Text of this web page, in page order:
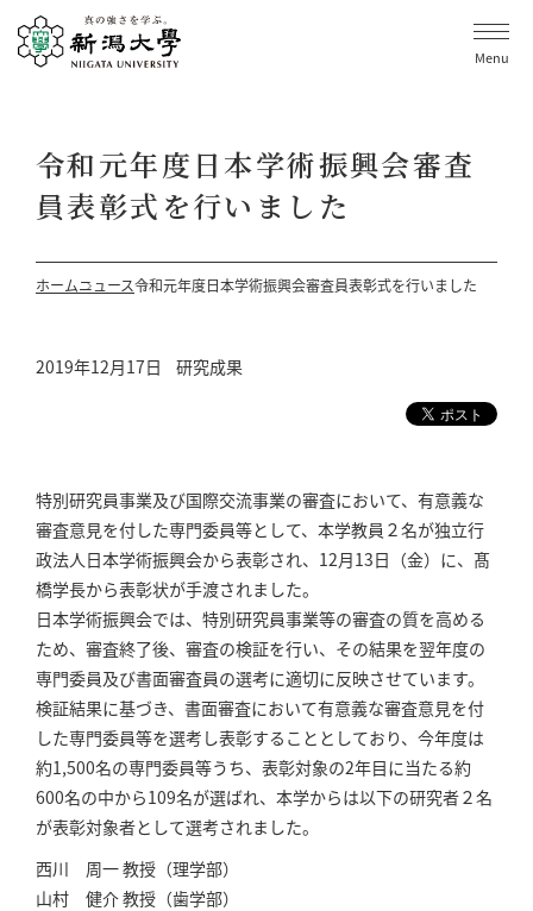
Menu
令和元年度日本学術振興会審査
員表彰式を行いました
ホームニュース令和元年度日本学術振興会審査員表彰式を行いました
2019年12月17日 研究成果
特別研究員事業及び国際交流事業の審査において、有意義な
審査意見を付した専門委員等として、本学教員２名が独立行
政法人日本学術振興会から表彰され、12月13日（金）に、髙
橋学長から表彰状が手渡されました。
日本学術振興会では、特別研究員事業等の審査の質を高める
ため、審査終了後、審査の検証を行い、その結果を翌年度の
専門委員及び書面審査員の選考に適切に反映させています。
検証結果に基づき、書面審査において有意義な審査意見を付
した専門委員等を選考し表彰することとしており、今年度は
約1,500名の専門委員等うち、表彰対象の2年目に当たる約
600名の中から109名が選ばれ、本学からは以下の研究者２名
が表彰対象者として選考されました。
西川 周一 教授（理学部）
山村 健介 教授（歯学部）